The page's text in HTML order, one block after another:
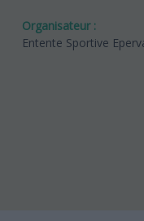
Organisateur :
Entente Sportive